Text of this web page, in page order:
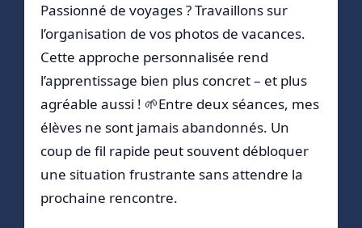
Passionné de voyages ? Travaillons sur
l’organisation de vos photos de vacances.
Cette approche personnalisée rend
l’apprentissage bien plus concret – et plus
agréable aussi ! 🌱Entre deux séances, mes
élèves ne sont jamais abandonnés. Un
coup de fil rapide peut souvent débloquer
une situation frustrante sans attendre la
prochaine rencontre.